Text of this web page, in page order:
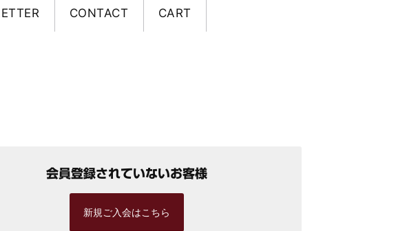
CONTACT CART
会員登録されていないお客様
新規ご入会はこちら